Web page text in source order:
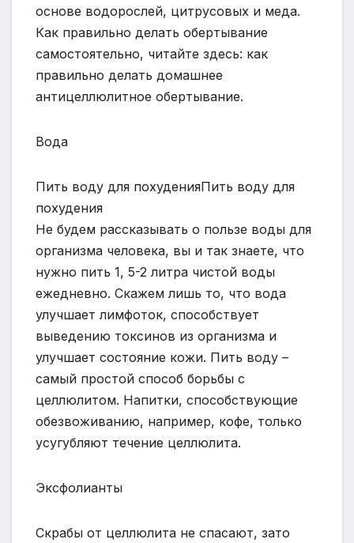
основе водорослей, цитрусовых и меда.
Как правильно делать обертывание
самостоятельно, читайте здесь: как
правильно делать домашнее
антицеллюлитное обертывание.
Вода
Пить воду для похуденияПить воду для
похудения
Не будем рассказывать о пользе воды для
организма человека, вы и так знаете, что
нужно пить 1, 5-2 литра чистой воды
ежедневно. Скажем лишь то, что вода
улучшает лимфоток, способствует
выведению токсинов из организма и
улучшает состояние кожи. Пить воду –
самый простой способ борьбы с
целлюлитом. Напитки, способствующие
обезвоживанию, например, кофе, только
усугубляют течение целлюлита.
Эксфолианты
Скрабы от целлюлита не спасают, зато